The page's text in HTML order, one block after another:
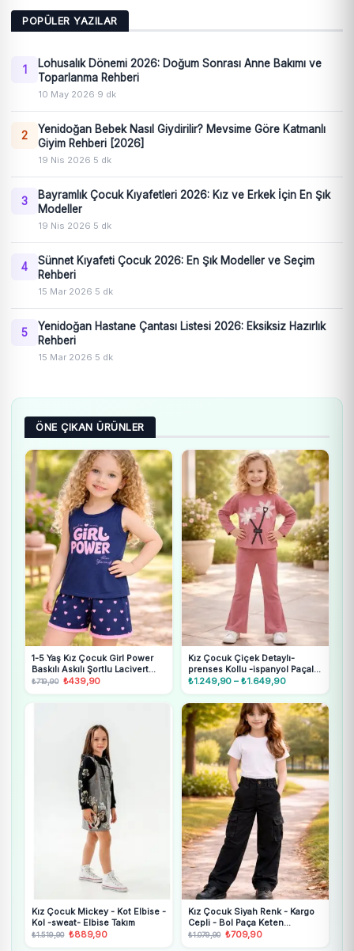
POPÜLER YAZILAR
1
Lohusalık Dönemi 2026: Doğum Sonrası Anne Bakımı ve
Toparlanma Rehberi
10 May 2026 9 dk
2
Yenidoğan Bebek Nasıl Giydirilir? Mevsime Göre Katmanlı
Giyim Rehberi [2026]
19 Nis 2026 5 dk
3
Bayramlık Çocuk Kıyafetleri 2026: Kız ve Erkek İçin En Şık
Modeller
19 Nis 2026 5 dk
4
Sünnet Kıyafeti Çocuk 2026: En Şık Modeller ve Seçim
Rehberi
15 Mar 2026 5 dk
5
Yenidoğan Hastane Çantası Listesi 2026: Eksiksiz Hazırlık
Rehberi
15 Mar 2026 5 dk
ÖNE ÇIKAN ÜRÜNLER
1-5 Yaş Kız Çocuk Girl Power
Baskılı Askılı Şortlu Lacivert
Pijama Takımı
₺719,90 Orijinal
fiyat:
₺439,90
andaki
Kız Çocuk Çiçek Detaylı-
prenses Kollu -ispanyol Paçalı
Takım
₺1.249,90 –₺1.649,90Fiyat
aralığı:
₺1.249,90
-
₺1.649,90
Kız Çocuk Mickey - Kot Elbise -
Kol -sweat- Elbise Takım
₺1.519,90 Orijinal
₺889,90Şu
Kız Çocuk Siyah Renk - Kargo
Cepli - Bol Paça Keten
Pantolon
₺1.079,90 Orijinal
₺709,90Şu